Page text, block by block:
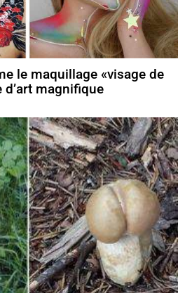
le maquillage «visage de
magnifique